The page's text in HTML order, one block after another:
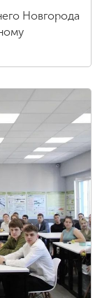
Новгорода